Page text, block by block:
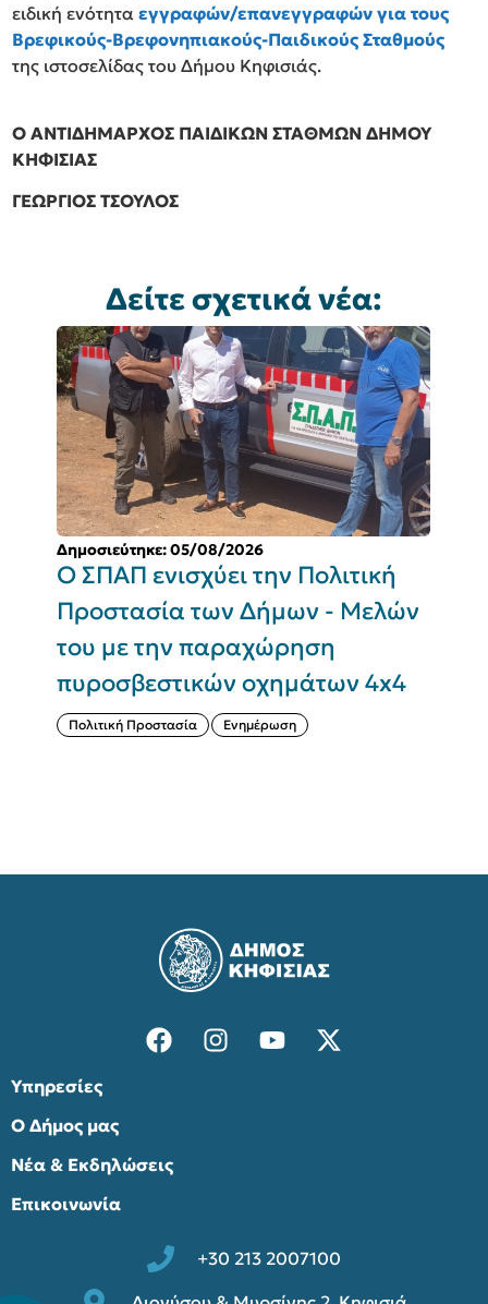
ειδική ενότηταεγγραφών/επανεγγραφών για τους
Βρεφικούς-Βρεφονηπιακούς-Παιδικούς Σταθμούς
της ιστοσελίδας του Δήμου Κηφισιάς.
Ο ΑΝΤΙΔΗΜΑΡΧΟΣ ΠΑΙΔΙΚΩΝ ΣΤΑΘΜΩΝ ΔΗΜΟΥ
ΚΗΦΙΣΙΑΣ
ΓΕΩΡΓΙΟΣ ΤΣΟΥΛΟΣ
Δείτε σχετικά νέα:
Δημοσιεύτηκε: 05/08/2026
Ο ΣΠΑΠ ενισχύει την Πολιτική
Προστασία των Δήμων - Μελών
του με την παραχώρηση
πυροσβεστικών οχημάτων 4x4
Πολιτική Προστασία Ενημέρωση
Υπηρεσίες
Ο Δήμος μας
Νέα & Εκδηλώσεις
Επικοινωνία
+30 213 2007100